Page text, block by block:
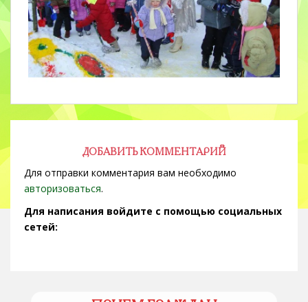
ДОБАВИТЬ КОММЕНТАРИЙ
Для отправки комментария вам необходимо
авторизоваться.
Для написания войдите с помощью социальных
сетей: